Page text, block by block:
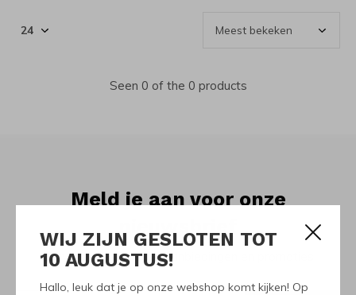
WIJ ZIJN GESLOTEN TOT
10 AUGUSTUS!
Hallo, leuk dat je op onze webshop komt kijken! Op
Seen 0 of the 0 products
Meld je aan voor onze
Ontvang de nieuwste aanbiedingen en promoties